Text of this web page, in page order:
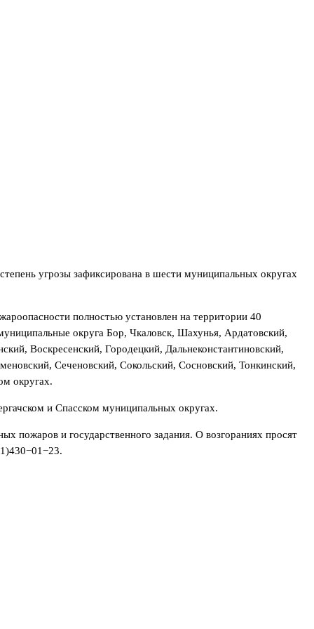
угрозы зафиксирована в шести муниципальных округах
полностью установлен на территории 40
округа Бор, Чкаловск, Шахунья, Ардатовский,
Воскресенский, Городецкий, Дальнеконстантиновский,
Сеченовский, Сокольский, Сосновский, Тонкинский,
округах.
и Спасском муниципальных округах.
пожаров и государственного задания. О возгораниях просят